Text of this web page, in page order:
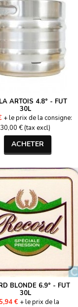
ARTOIS 4.8° - FUT
30L
+ le prix de la consigne:
30,00 € (tax excl)
ACHETER
BLONDE 6.9° - FUT
30L
€ + le prix de la